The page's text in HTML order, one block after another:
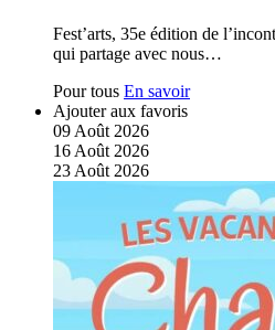
Fest’arts, 35e édition de
qui partage avec nous…
Pour tous En savoir
Ajouter aux favoris
09 Août 2026
16 Août 2026
23 Août 2026